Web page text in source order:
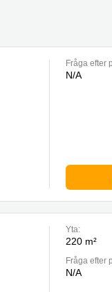
Fråga efter
N/A
Yta:
220 m²
Fråga efter
N/A